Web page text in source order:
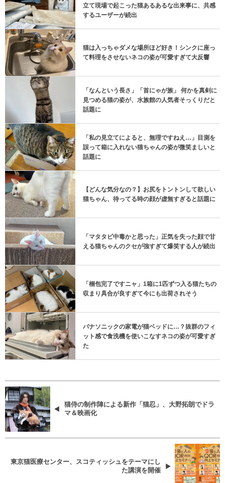
立て現場で起こった猫あるあるな出来事に、共感
するユーザーが続出
猫は入っちゃダメな場所ほど好き！シンクに座っ
て料理をさせないネコの姿が可愛すぎて大反響
「なんという長さ」「首にゃが族」 何かを真剣に
見つめる猫の姿が、水族館の人気者そっくりだと
話題に
「私の見立てによると、無理ですねえ…」目測を
誤って箱に入れない猫ちゃんの姿が微笑ましいと
話題に
【どんな気分なの？】お尻をトントンして欲しい
猫ちゃん、待ってる時の顔が虚無すぎると話題に
「マタタビ中毒かと思った」正気を失った顔で甘
える猫ちゃんのクセが強すぎて爆笑する人が続出
「梱包完了ですニャ」1箱に1匹ずつ入る猫たちの
収まり具合が良すぎて今にも出荷されそう
パナソニックの家電が猫ベッドに…？抜群のフィ
ット感で食洗機を使いこなすネコの姿が可愛すぎ
た
猫侍の制作陣による新作「猫忍」、大野拓朗でドラ
マ＆映画化
東京猫医療センター、スコティッシュをテーマにし
た講演を開催